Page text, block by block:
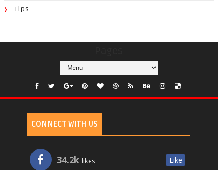
Tips
CONNECT WITH US
34.2k likes Like